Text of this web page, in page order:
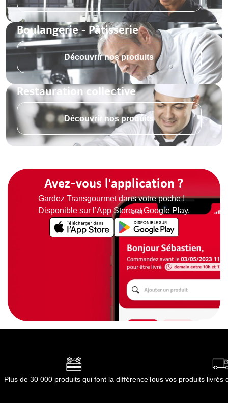
Boulangerie - Pâtisserie
Découvrir nos produits
Restauration collective
Découvrir nos produits
Avez-vous l'application ?
Gardez Transgourmet dans votre poche !
Disponible sur l’App Store et Google Play.
Plus de 30 000 produits qui font la différenceTous vos produits livrés